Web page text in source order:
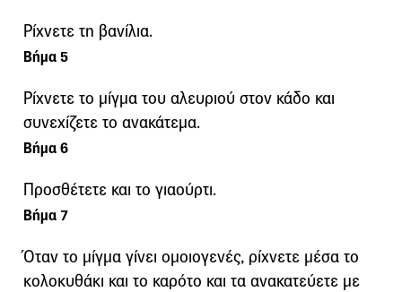
Ρίχνετε τη βανίλια.
Βήμα 5
Ρίχνετε το μίγμα του αλευριού στον κάδο και
συνεχίζετε το ανακάτεμα.
Βήμα 6
Προσθέτετε και το γιαούρτι.
Βήμα 7
Όταν το μίγμα γίνει ομοιογενές, ρίχνετε μέσα το
κολοκυθάκι και το καρότο και τα ανακατεύετε με